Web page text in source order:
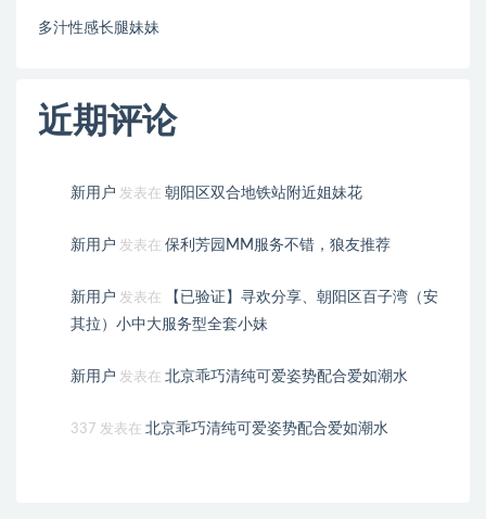
多汁性感长腿妹妹
近期评论
新用户 发表在 朝阳区双合地铁站附近姐妹花
新用户 发表在 保利芳园MM服务不错，狼友推荐
新用户 发表在
【已验证】寻欢分享、朝阳区百子湾（安
其拉）小中大服务型全套小妹
新用户 发表在 北京乖巧清纯可爱姿势配合爱如潮水
337 发表在 北京乖巧清纯可爱姿势配合爱如潮水